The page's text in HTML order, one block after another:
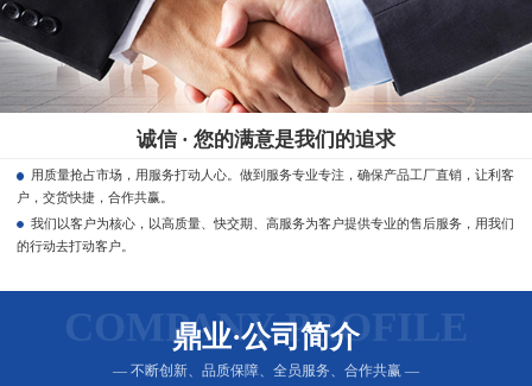
诚信 · 您的满意是我们的追求
用质量抢占市场，用服务打动人心。做到服务专业专注，确保产品工厂直销，让利客
户，交货快捷，合作共赢。
我们以客户为核心，以高质量、快交期、高服务为客户提供专业的售后服务，用我们
的行动去打动客户。
COMPANY PROFILE
鼎业·公司简介
— 不断创新、品质保障、全员服务、合作共赢 —